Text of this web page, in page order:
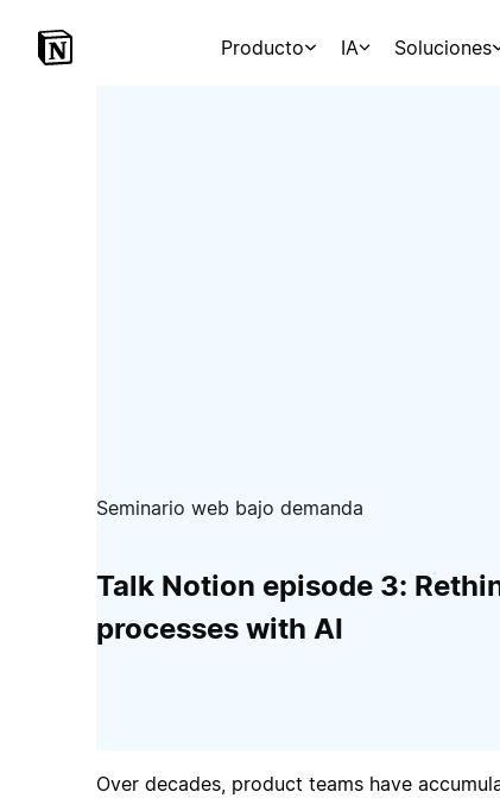
Producto IA Soluciones
Seminario web bajo demanda
Talk Notion episode 3:
processes with AI
Over decades, product teams have